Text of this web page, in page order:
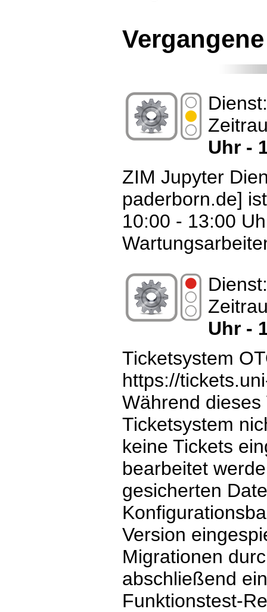
Uhr -
ZIM Jupyter
paderborn.de]
10:00 - 13:00
Uhr -
Ticketsystem
https://
Während
Ticketsystem
keine Tickets
bearbeitet
gesicherten
Version
Migrationen
abschließend
Funktionstest-